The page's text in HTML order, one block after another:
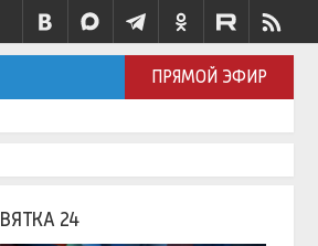
ПРЯМОЙ ЭФИР
ВЯТКА 24